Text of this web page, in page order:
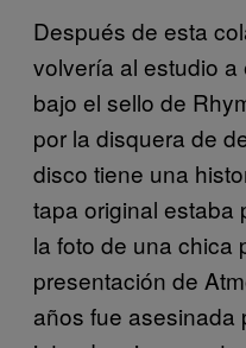
Después de esta
volvería al estudio a
bajo el sello de
por la disquera de
disco tiene una
tapa original estaba
la foto de una chica
presentación de
años fue asesinada